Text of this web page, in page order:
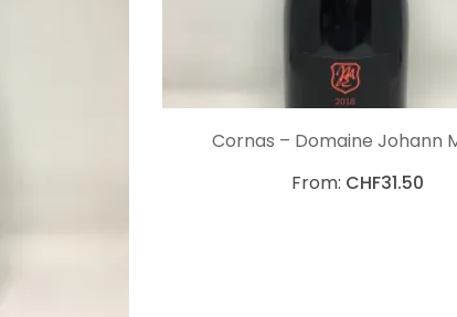
CHOIX DES OPTIONS
Cornas – Domaine Johann
From: CHF31.50